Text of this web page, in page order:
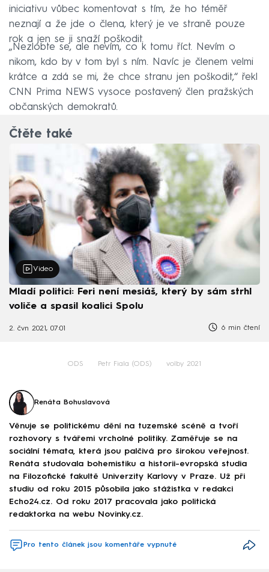
iniciativu vůbec komentovat s tím, že ho téměř
neznají a že jde o člena, který je ve straně pouze
rok a jen se ji snaží poškodit.
„Nezlobte se, ale nevím, co k tomu říct. Nevím o
nikom, kdo by v tom byl s ním. Navíc je členem velmi
krátce a zdá se mi, že chce stranu jen poškodit,“ řekl
CNN Prima NEWS vysoce postavený člen pražských
občanských demokratů.
Čtěte také
Video
Mladí politici: Feri není mesiáš, který by sám strhl
voliče a spasil koalici Spolu
2. čvn 2021, 07:01 6 min čtení
ODS Petr Fiala (ODS) volby 2021
Renáta Bohuslavová
Věnuje se politickému dění na tuzemské scéně a tvoří
rozhovory s tvářemi vrcholné politiky. Zaměřuje se na
sociální témata, která jsou palčivá pro širokou veřejnost.
Renáta studovala bohemistiku a historii-evropská studia
na Filozofické fakultě Univerzity Karlovy v Praze. Už při
studiu od roku 2015 působila jako stážistka v redakci
Echo24.cz. Od roku 2017 pracovala jako politická
redaktorka na webu Novinky.cz.
Pro tento článek jsou komentáře vypnuté